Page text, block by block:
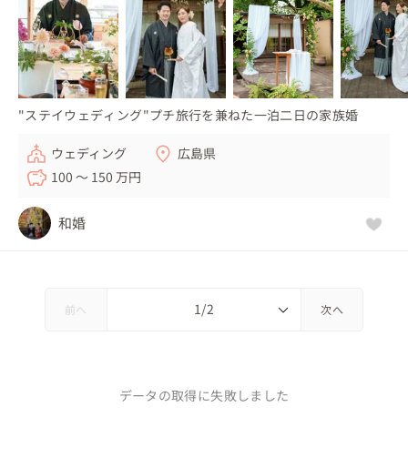
"ステイウェディング"プチ旅行を兼ねた一泊二日の家族婚
ウェディング
広島県
100 〜 150 万円
和婚
前へ 次へ
データの取得に失敗しました